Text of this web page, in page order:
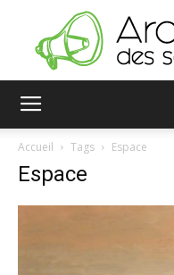
Accueil Tags Espace
Espace